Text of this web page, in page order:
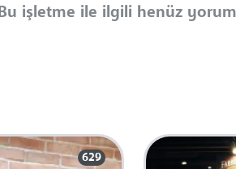
Bu işletme ile ilgili henüz
629